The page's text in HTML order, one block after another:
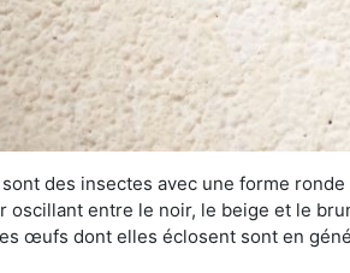
des insectes avec une forme
oscillant entre le noir, le beige et le
œufs dont elles éclosent sont en